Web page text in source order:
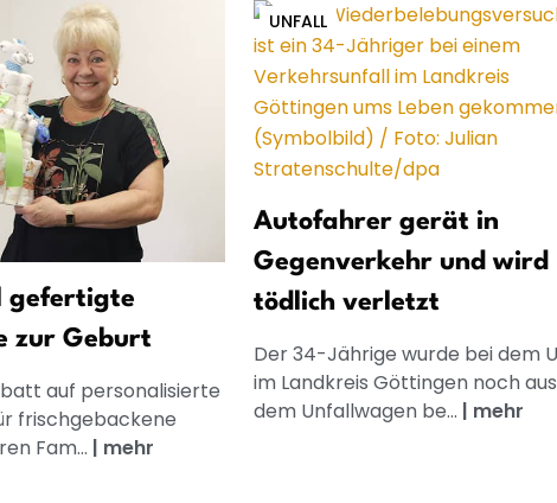
gefertigte
zur Geburt
auf personalisierte
frischgebackene
Fam... | mehr
UNFALL
Autofahrer gerät in
Gegenverkehr und wird
tödlich verletzt
Der 34-Jährige wurde bei dem
im Landkreis Göttingen noch aus
dem Unfallwagen be... | mehr